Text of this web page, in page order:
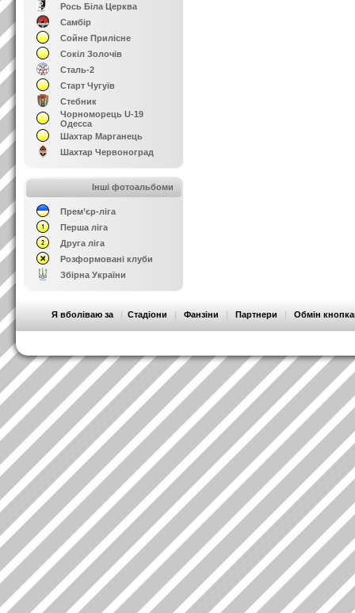
Рось Біла Церква
Самбір
Сойне Прилісне
Сокіл Золочів
Сталь-2
Старт Чугуїв
Стебник
Чорноморець U-19
Одесса
Шахтар Марганець
Шахтар Червоноград
Інші фотоальбоми
Прем’єр-ліга
Перша ліга
Друга ліга
Розформовані клуби
Збірна України
Я вболіваю за | Стадіони | Фанзіни | Партнери | Обмін